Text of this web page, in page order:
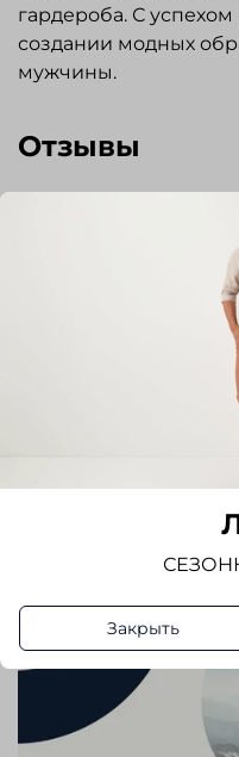
гардероба. С
создании модных
мужчины.
Отзывы
Отзывов еще никто
Закрыть